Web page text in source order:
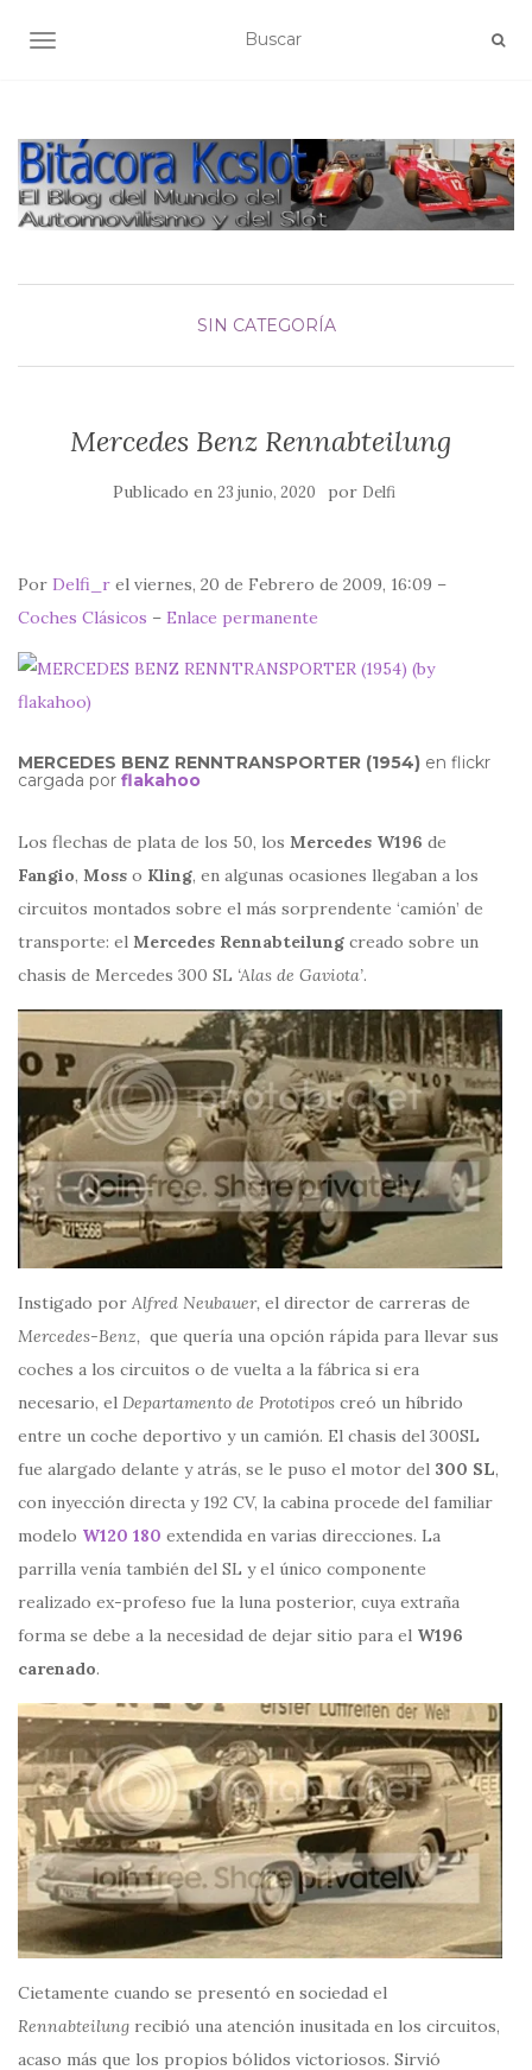
ALTERNAR NAVEGACIÓN
SIN CATEGORÍA
Mercedes Benz Rennabteilung
Publicado en 23 junio, 2020 por Delfi
Por Delfi_r el viernes, 20 de Febrero de 2009, 16:09 –
Coches Clásicos – Enlace permanente
MERCEDES BENZ RENNTRANSPORTER (1954) en flickr
cargada por flakahoo
Los flechas de plata de los 50, los Mercedes W196 de
Fangio, Moss o Kling, en algunas ocasiones llegaban a los
circuitos montados sobre el más sorprendente ‘camión’ de
transporte: el Mercedes Rennabteilung creado sobre un
chasis de Mercedes 300 SL ‘Alas de Gaviota’.
Instigado por Alfred Neubauer, el director de carreras de
Mercedes-Benz, que quería una opción rápida para llevar sus
coches a los circuitos o de vuelta a la fábrica si era
necesario, el Departamento de Prototipos creó un híbrido
entre un coche deportivo y un camión. El chasis del 300SL
fue alargado delante y atrás, se le puso el motor del 300 SL,
con inyección directa y 192 CV, la cabina procede del familiar
modelo W120 180 extendida en varias direcciones. La
parrilla venía también del SL y el único componente
realizado ex-profeso fue la luna posterior, cuya extraña
forma se debe a la necesidad de dejar sitio para el W196
carenado.
Cietamente cuando se presentó en sociedad el
Rennabteilung recibió una atención inusitada en los circuitos,
acaso más que los propios bólidos victoriosos. Sirvió